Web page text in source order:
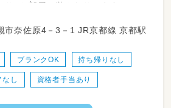
り、お部屋で遊んだりします。
ンフロアで保育をします。
へ遊びに行くこともしますよ！
保育士の方と一緒に保育してもらい
大阪府高槻市奈佐原4－3－1 JR京都線 京都駅
ブランクOK 持ち帰りなし
なし 資格者手当あり